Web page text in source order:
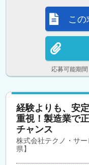
応募可能期
こ
経験よりも、安
重視！製造業で
チャンス
株式会社テクノ・サ
県】